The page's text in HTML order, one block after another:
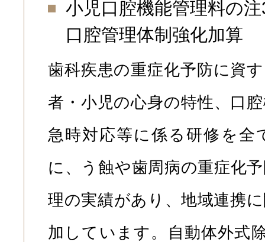
小児口腔機能管理料の
口腔管理体制強化加算
歯科疾患の重症化予防に資
者・小児の心身の特性、口
急時対応等に係る研修を全
に、う蝕や歯周病の重症化
理の実績があり、地域連携
加しています。自動体外式